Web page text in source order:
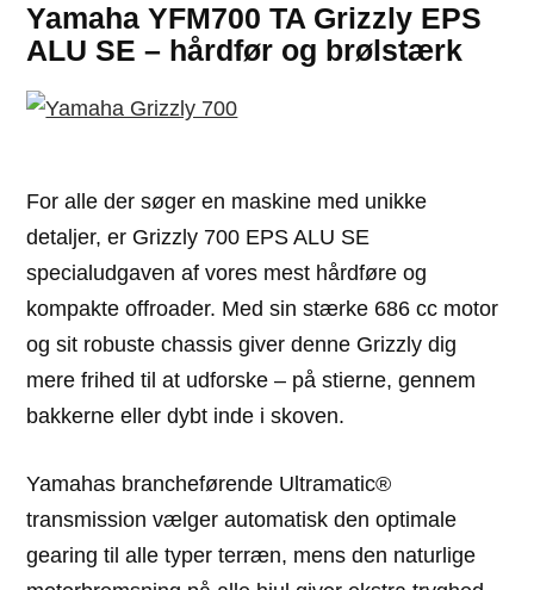
Yamaha YFM700 TA Grizzly EPS
ALU SE – hårdfør og brølstærk
For alle der søger en maskine med unikke
detaljer, er Grizzly 700 EPS ALU SE
specialudgaven af vores mest hårdføre og
kompakte offroader. Med sin stærke 686 cc motor
og sit robuste chassis giver denne Grizzly dig
mere frihed til at udforske – på stierne, gennem
bakkerne eller dybt inde i skoven.
Yamahas brancheførende Ultramatic®
transmission vælger automatisk den optimale
gearing til alle typer terræn, mens den naturlige